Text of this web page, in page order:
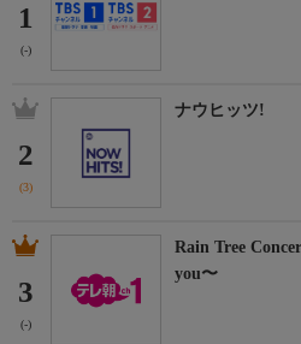
1
(-)
2
(3)
ナウヒッツ!
3
(-)
Rain Tree
you〜